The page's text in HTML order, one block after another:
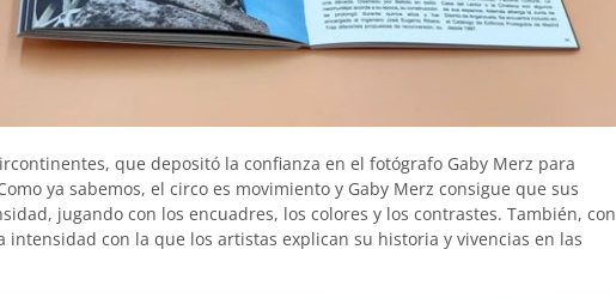
que depositó la confianza en el fotógrafo Gaby Merz para
ya sabemos, el circo es movimiento y Gaby Merz consigue que sus
jugando con los encuadres, los colores y los contrastes. También, con
intensidad con la que los artistas explican su historia y vivencias en las